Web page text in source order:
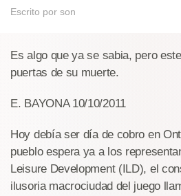
Escrito por son
Es algo que ya se sabia, pero
puertas de su muerte.
E. BAYONA 10/10/2011
Hoy debía ser día de cobro en
pueblo espera ya a los
Leisure Development (ILD), el
ilusoria macrociudad del juego